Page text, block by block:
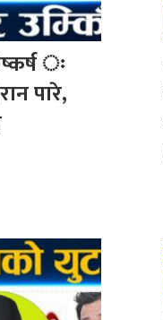
ः
पारे,